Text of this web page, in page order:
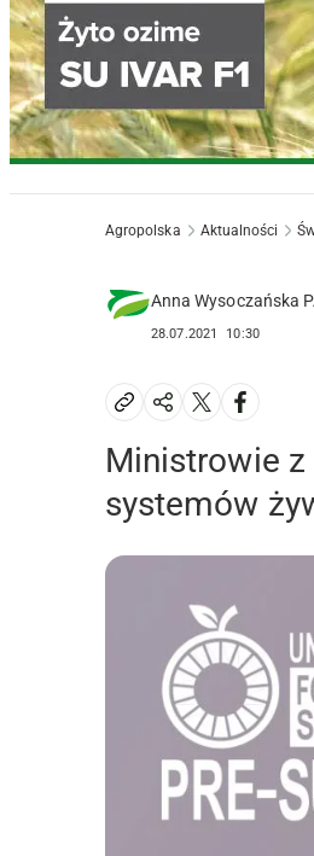
Agropolska Aktualności
Anna Wysoczańska
28.07.2021 10:30
Ministrowie
systemów